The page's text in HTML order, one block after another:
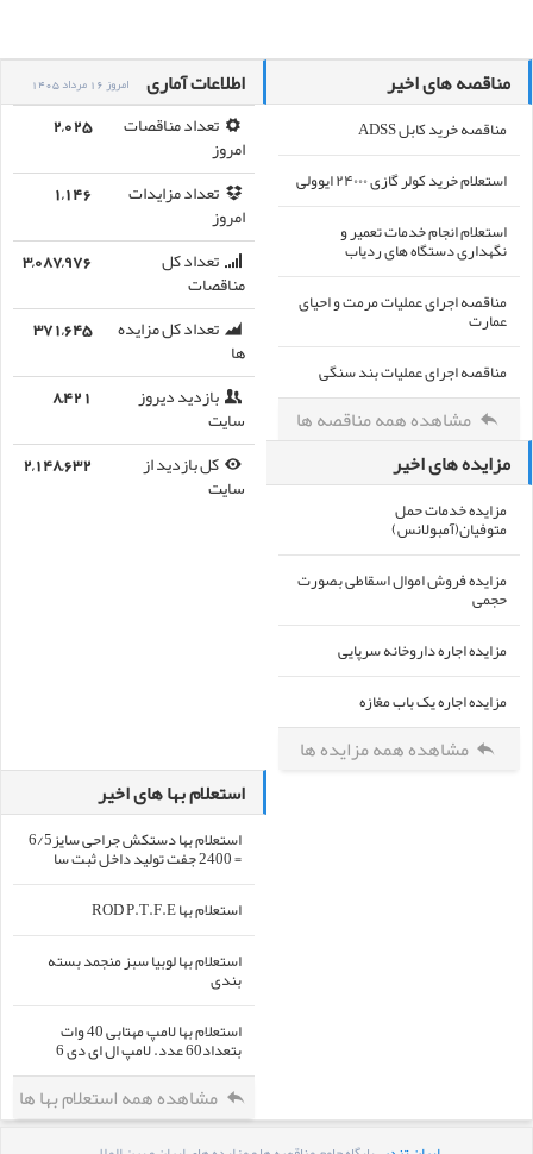
اطلاعات آماری امروز 16 مرداد 1405
تعداد مناقصات
امروز
2,025
تعداد مزایدات
امروز
1,146
تعداد کل
مناقصات
3,087,976
تعداد کل مزایده
ها
371,645
بازدید دیروز
سایت
8,421
کل بازدید از
سایت
2,148,632
مناقصه های اخیر
مناقصه خرید کابل ADSS
استعلام خرید کولر گازی ۲۴۰۰۰ ایوولی
استعلام انجام خدمات تعمیر و
نگهداری دستگاه های ردیاب
مناقصه اجرای عملیات مرمت و احیای
عمارت
مناقصه اجرای عملیات بند سنگی
مشاهده همه مناقصه ها
مزایده های اخیر
مزایده خدمات حمل
متوفیان(آمبولانس)
مزایده فروش اموال اسقاطی بصورت
حجمی
مزایده اجاره داروخانه سرپایی
مزایده اجاره یک باب مغازه
مشاهده همه مزایده ها
استعلام بها های اخیر
استعلام بها دستکش جراحی سایز6/5
= 2400 جفت تولید داخل ثبت سا
استعلام بها ROD P.T.F.E
استعلام بها لوبیا سبز منجمد بسته
بندی
استعلام بها لامپ مهتابی 40 وات
بتعداد60 عدد. لامپ ال ای دی 6
مشاهده همه استعلام بها ها